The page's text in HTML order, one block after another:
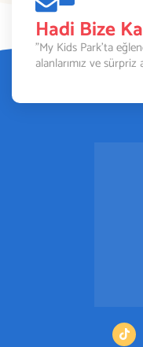
Hadi Bize
"My Kids Park’ta
alanlarımız ve